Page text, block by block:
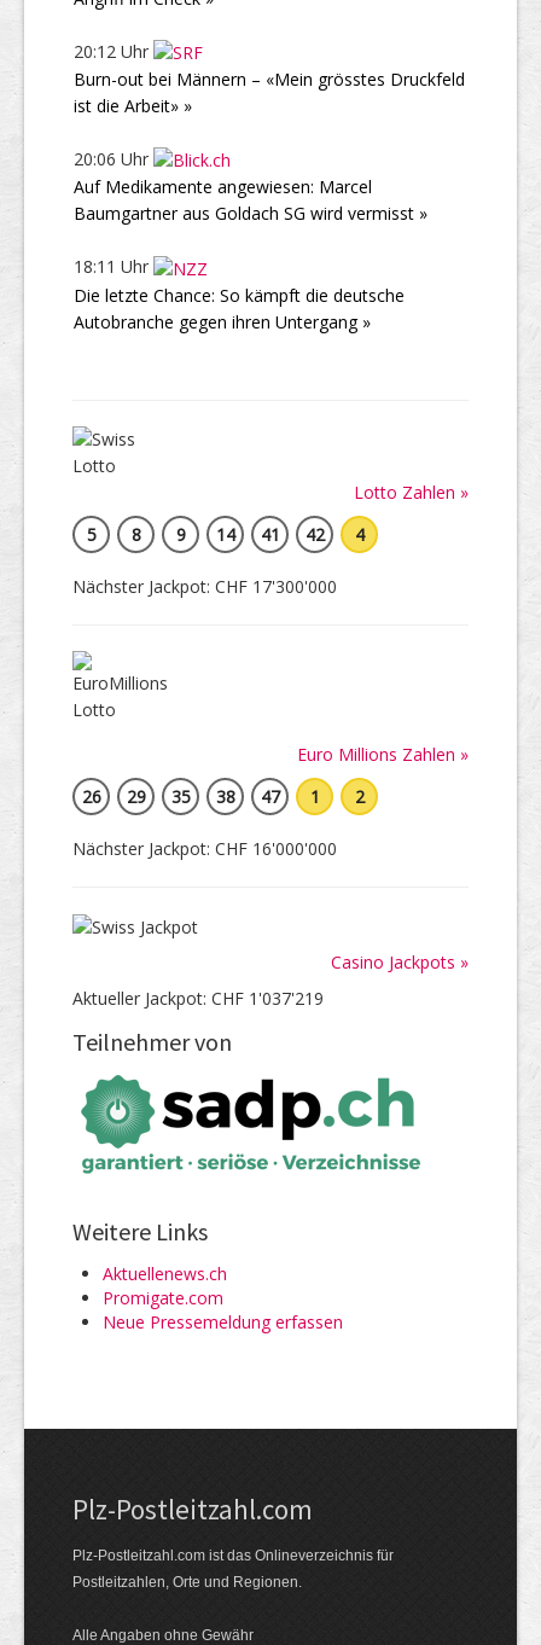
20:12 Uhr
Burn-out bei Männern – «Mein grösstes Druckfeld
ist die Arbeit» »
20:06 Uhr
Auf Medikamente angewiesen: Marcel
Baumgartner aus Goldach SG wird vermisst »
18:11 Uhr
Die letzte Chance: So kämpft die deutsche
Autobranche gegen ihren Untergang »
Lotto Zahlen »
5
8 9 14 41 42 4
Nächster Jackpot: CHF 17'300'000
Euro Millions Zahlen »
26
29 35 38 47 1 2
Nächster Jackpot: CHF 16'000'000
Casino Jackpots »
Aktueller Jackpot: CHF 1'037'219
Teilnehmer von
Weitere Links
Aktuellenews.ch
Promigate.com
Neue Pressemeldung erfassen
Plz-Postleitzahl.com
Plz-Postleitzahl.com ist das Onlineverzeichnis für
Postleitzahlen, Orte und Regionen.
Alle Angaben ohne Gewähr